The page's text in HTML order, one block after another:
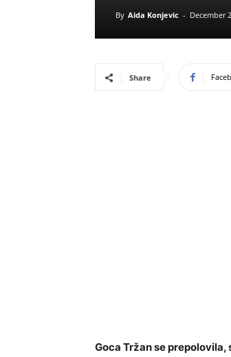
By Aida Konjevic - December
Share
Goca Tržan se